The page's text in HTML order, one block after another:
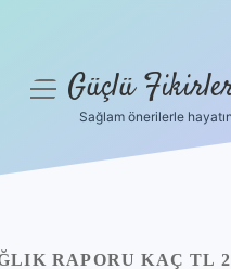
menüyüGüçlü
Sağlam önerilerle
RAPORU KAÇ TL